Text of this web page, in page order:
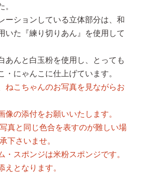
。
ーションしている立体部分は、和
いた『練り切りあん』を使用して
あんと白玉粉を使用し、とっても
・にゃんこに仕上げています。
ねこちゃんのお写真を見ながらお
像の添付をお願いいたします。
真と同じ色合を表すのが難しい場
下さいませ。
・スポンジは米粉スポンジです。
えとなります。